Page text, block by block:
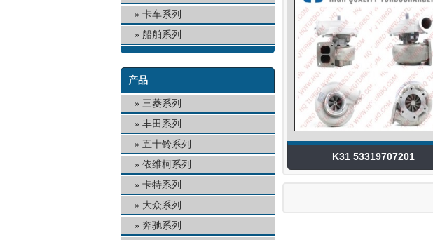
卡车系列
船舶系列
产品
三菱系列
丰田系列
五十铃系列
依维柯系列
卡特系列
大众系列
奔驰系列
K31 53319707201